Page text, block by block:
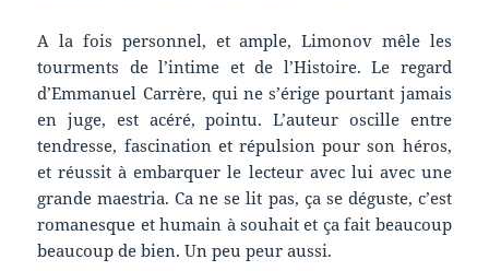
A la fois personnel, et ample, Limonov mêle les
tourments de l’intime et de l’Histoire. Le regard
d’Emmanuel Carrère, qui ne s’érige pourtant jamais
en juge, est acéré, pointu. L’auteur oscille entre
tendresse, fascination et répulsion pour son héros,
et réussit à embarquer le lecteur avec lui avec une
grande maestria. Ca ne se lit pas, ça se déguste, c’est
romanesque et humain à souhait et ça fait beaucoup
beaucoup de bien. Un peu peur aussi.